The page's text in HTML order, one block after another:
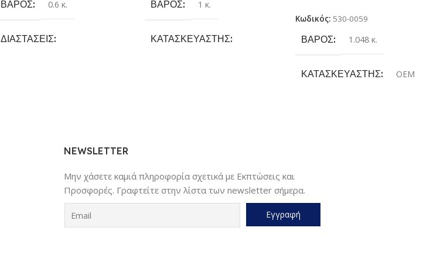
ΒΆΡΟΣ 0.6 κ.
ΔΙΑΣΤΆΣΕΙΣ
ΒΆΡΟΣ 1 κ.
ΚΑΤΑΣΚΕΥΑΣΤΉΣ
Κωδικός: 530-0059
ΒΆΡΟΣ 1.048 κ.
ΚΑΤΑΣΚΕΥΑΣΤΉΣ OEM
NEWSLETTER
Μην χάσετε καμιά πληροφορία σχετικά με Εκπτώσεις και
Προσφορές. Γραφτείτε στην λίστα των newsletter σήμερα.